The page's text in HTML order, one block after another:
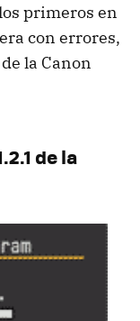
primeros en
con errores,
la Canon
de la